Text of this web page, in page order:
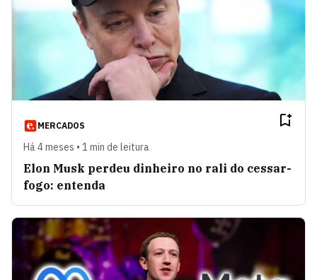
MERCADOS
Há 4 meses • 1 min de leitura
Elon Musk perdeu dinheiro no rali do cessar-
fogo: entenda